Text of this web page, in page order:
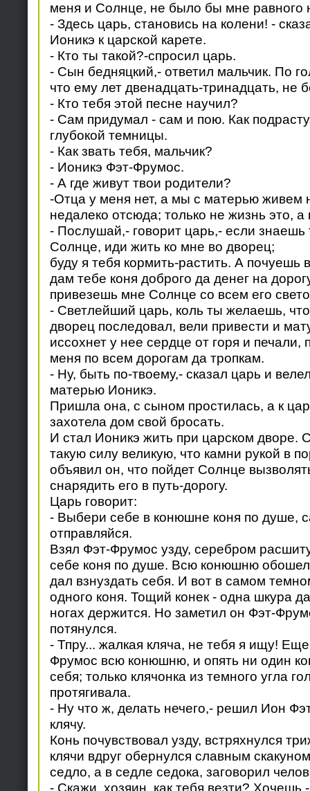
меня и Солнце, не было бы мне равного
- Здесь царь, становись на колени! -
Ионикэ к царской карете.
- Кто ты такой?-спросил царь.
- Сын бедняцкий,- ответил мальчик. По
что ему лет двенадцать-тринадцать, не
- Кто тебя этой песне научил?
- Сам придумал - сам и пою. Как
глубокой темницы.
- Как звать тебя, мальчик?
- Ионикэ Фэт-Фрумос.
- А где живут твои родители?
-Отца у меня нет, а мы с матерью живем
недалеко отсюда; только не жизнь это, а
- Послушай,- говорит царь,- если знаешь
Солнце, иди жить ко мне во дворец;
буду я тебя кормить-растить. А почуешь
дам тебе коня доброго да денег на
привезешь мне Солнце со всем его
- Светлейший царь, коль ты желаешь,
дворец последовал, вели привести и
иссохнет у нее сердце от горя и печали,
меня по всем дорогам да тропкам.
- Ну, быть по-твоему,- сказал царь и
матерью Ионикэ.
Пришла она, с сыном простилась, а к
захотела дом свой бросать.
И стал Ионикэ жить при царском дворе.
такую силу великую, что камни рукой в
объявил он, что пойдет Солнце
снарядить его в путь-дорогу.
Царь говорит:
- Выбери себе в конюшне коня по душе,
отправляйся.
Взял Фэт-Фрумос узду, серебром
себе коня по душе. Всю конюшню
дал взнуздать себя. И вот в самом
одного коня. Тощий конек - одна шкура
ногах держится. Но заметил он Фэт-
потянулся.
- Тпру... жалкая кляча, не тебя я ищу!
Фрумос всю конюшню, и опять ни один
себя; только клячонка из темного угла
протягивала.
- Ну что ж, делать нечего,- решил Ион
клячу.
Конь почувствовал узду, встряхнулся
клячи вдруг обернулся славным
седло, а в седле седока, заговорил
- Скажи, хозяин, как тебя везти? Хочешь